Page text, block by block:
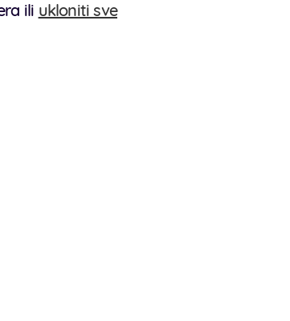
ili ukloniti sve